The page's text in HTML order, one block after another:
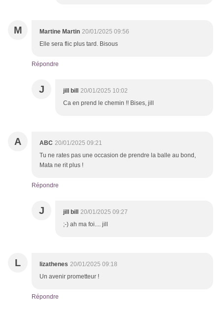
M Martine Martin 20/01/2025 09:56
Elle sera flic plus tard. Bisous
Répondre
J jill bill
20/01/2025 10:02
Ca en prend le chemin !! Bises, jill
A ABC 20/01/2025 09:21
Tu ne rates pas une occasion de prendre la balle au bond,
Mata ne rit plus !
Répondre
J jill bill
20/01/2025 09:27
;-) ah ma foi.... jill
L lizathenes 20/01/2025 09:18
Un avenir prometteur !
Répondre